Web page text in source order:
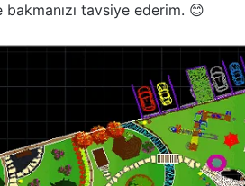
tavsiye ederim. 😊